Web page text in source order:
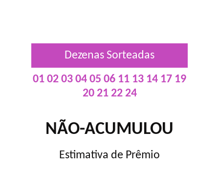
Dezenas Sorteadas
01 02 03 04 05 06 11 13 14 17 19
20 21 22 24
NÃO-ACUMULOU
Estimativa de Prêmio